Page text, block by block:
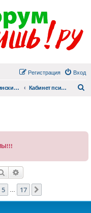
Вход
Регистрация
Медицинский раздел Кабинет психолога
Поиск
17
5 17